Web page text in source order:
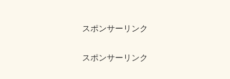
スポンサーリンク
スポンサーリンク